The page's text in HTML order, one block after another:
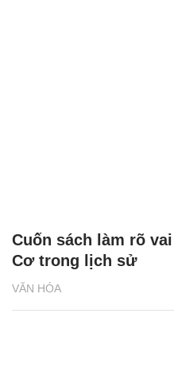
VĂN HÓA
Cuốn sách làm rõ
Cơ trong lịch sử